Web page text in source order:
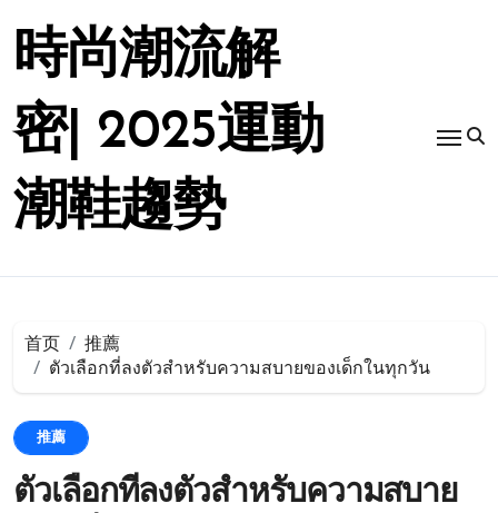
時尚潮流解
密| 2025運動
潮鞋趨勢
首页
推薦
ตัวเลือกที่ลงตัวสำหรับความสบายของเด็กในทุกวัน
推薦
ตัวเลือกที่ลงตัวสำหรับความสบาย